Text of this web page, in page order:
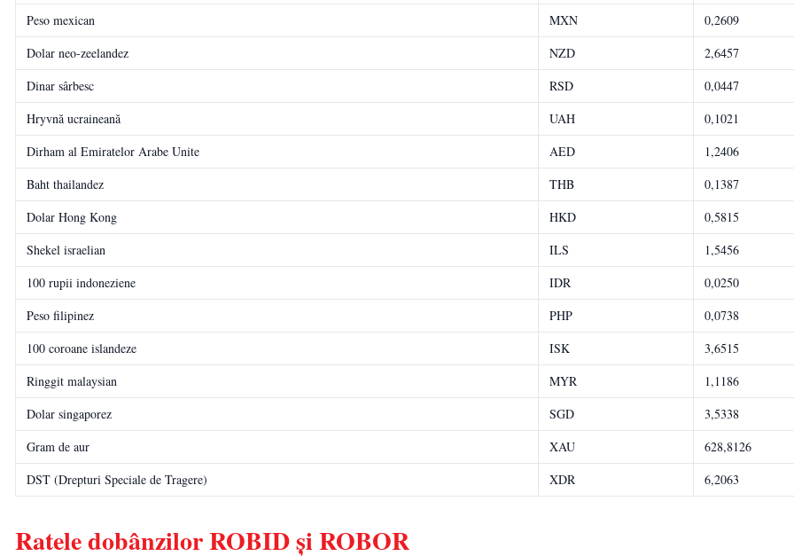
Peso mexican
MXN
0,2609
Dolar neo-zeelandez
NZD
2,6457
Dinar sârbesc
RSD
0,0447
Hryvnă ucraineană
UAH
0,1021
Dirham al Emiratelor Arabe Unite
AED
1,2406
Baht thailandez
THB
0,1387
Dolar Hong Kong
HKD
0,5815
Shekel israelian
ILS
1,5456
100 rupii indoneziene
IDR
0,0250
Peso filipinez
PHP
0,0738
100 coroane islandeze
ISK
3,6515
Ringgit malaysian
MYR
1,1186
Dolar singaporez
SGD
3,5338
Gram de aur
XAU
628,8126
DST (Drepturi Speciale de Tragere)
XDR 6,2063
Ratele dobânzilor ROBID și ROBOR